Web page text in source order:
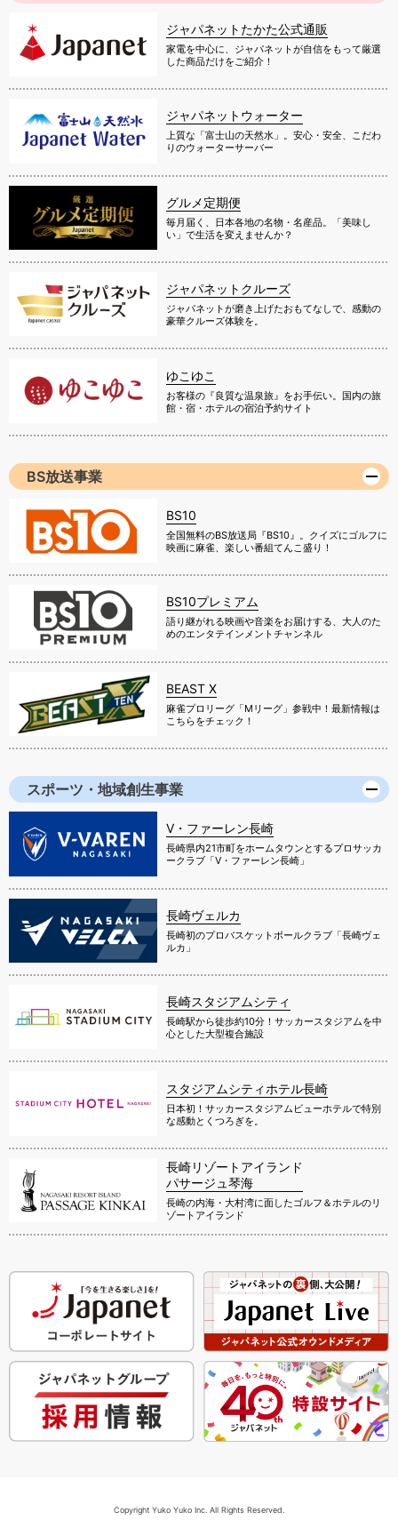
ジャパネットたかた公式通販
家電を中心に、ジャパネットが自信をもって厳選
した商品だけをご紹介！
ジャパネットウォーター
上質な「富士山の天然水」。安心・安全、こだわ
りのウォーターサーバー
グルメ定期便
毎月届く、日本各地の名物・名産品。「美味し
い」で生活を変えませんか？
ジャパネットクルーズ
ジャパネットが磨き上げたおもてなしで、感動の
豪華クルーズ体験を。
ゆこゆこ
お客様の『良質な温泉旅』をお手伝い。国内の旅
館・宿・ホテルの宿泊予約サイト
BS放送事業
BS10
全国無料のBS放送局『BS10』。クイズにゴルフに
映画に麻雀、楽しい番組てんこ盛り！
BS10プレミアム
語り継がれる映画や音楽をお届けする、大人のた
めのエンタテインメントチャンネル
BEAST X
麻雀プロリーグ「Mリーグ」参戦中！最新情報は
こちらをチェック！
スポーツ・地域創生事業
V・ファーレン長崎
長崎県内21市町をホームタウンとするプロサッカ
ークラブ「V・ファーレン長崎」
長崎ヴェルカ
長崎初のプロバスケットボールクラブ「長崎ヴェ
ルカ」
長崎スタジアムシティ
長崎駅から徒歩約10分！サッカースタジアムを中
心とした大型複合施設
スタジアムシティホテル長崎
日本初！サッカースタジアムビューホテルで特別
な感動とくつろぎを。
長崎リゾートアイランド
パサージュ琴海
長崎の内海・大村湾に面したゴルフ＆ホテルのリ
ゾートアイランド
Copyright Yuko Yuko Inc. All Rights Reserved.